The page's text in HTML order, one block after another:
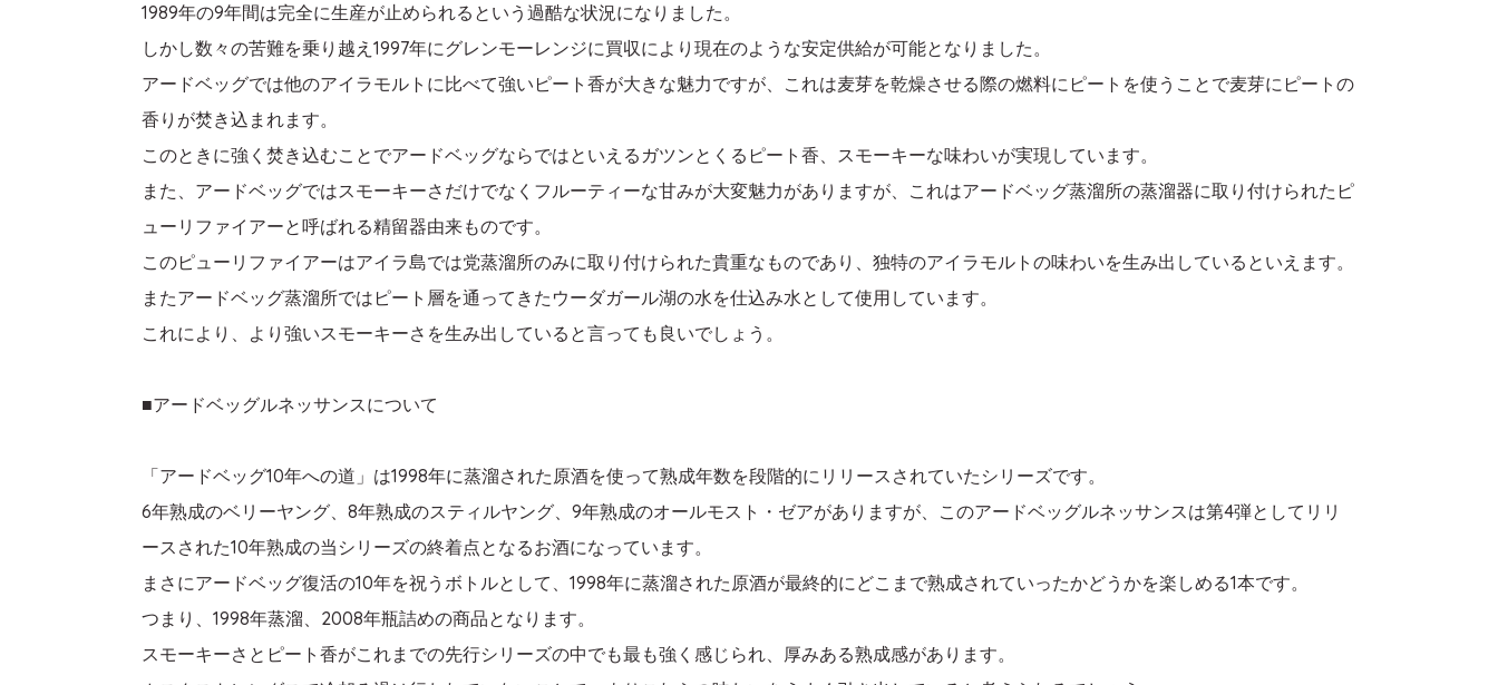
1989年の9年間は完全に生産が止められるという過酷な状況になりました。
しかし数々の苦難を乗り越え1997年にグレンモーレンジに買収により現在のような安定供給が可能となりました。
アードベッグでは他のアイラモルトに比べて強いピート香が大きな魅力ですが、これは麦芽を乾燥させる際の燃料にピートを使うことで麦芽にピートの
香りが焚き込まれます。
このときに強く焚き込むことでアードベッグならではといえるガツンとくるピート香、スモーキーな味わいが実現しています。
また、アードベッグではスモーキーさだけでなくフルーティーな甘みが大変魅力がありますが、これはアードベッグ蒸溜所の蒸溜器に取り付けられたピ
ューリファイアーと呼ばれる精留器由来ものです。
このピューリファイアーはアイラ島では党蒸溜所のみに取り付けられた貴重なものであり、独特のアイラモルトの味わいを生み出しているといえます。
またアードベッグ蒸溜所ではピート層を通ってきたウーダガール湖の水を仕込み水として使用しています。
これにより、より強いスモーキーさを生み出していると言っても良いでしょう。
■アードベッグルネッサンスについて
「アードベッグ10年への道」は1998年に蒸溜された原酒を使って熟成年数を段階的にリリースされていたシリーズです。
6年熟成のベリーヤング、8年熟成のスティルヤング、9年熟成のオールモスト・ゼアがありますが、このアードベッグルネッサンスは第4弾としてリリ
ースされた10年熟成の当シリーズの終着点となるお酒になっています。
まさにアードベッグ復活の10年を祝うボトルとして、1998年に蒸溜された原酒が最終的にどこまで熟成されていったかどうかを楽しめる1本です。
つまり、1998年蒸溜、2008年瓶詰めの商品となります。
スモーキーさとピート香がこれまでの先行シリーズの中でも最も強く感じられ、厚みある熟成感があります。